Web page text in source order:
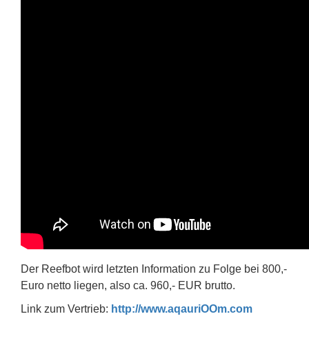
Der Reefbot wird letzten Information zu Folge bei 800,-
Euro netto liegen, also ca. 960,- EUR brutto.
Link zum Vertrieb: http://www.aqauriOOm.com